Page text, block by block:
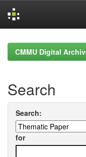
navigationCMMU Digital
Search
Search:
for